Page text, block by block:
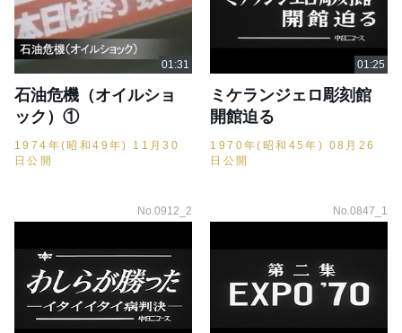
石油危機（オイルショ
ック）①
1974年(昭和49年) 11月30
日公開
ミケランジェロ彫刻館
開館迫る
1970年(昭和45年) 08月26
日公開
No.0912_2 No.0847_1